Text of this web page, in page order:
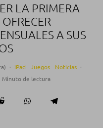
LA PRIMERA
A SUS
· iPad Juegos Noticias ·
Minuto de lectura